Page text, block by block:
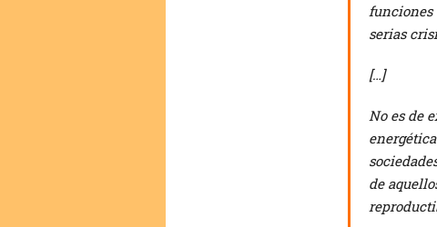
funciones
serias
[…]
No es de
de